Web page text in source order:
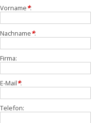
Vorname*:
Nachname*:
Firma:
E-Mail*:
Telefon: